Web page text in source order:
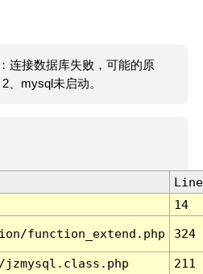
连接数据库失败，可能的原
、mysql未启动。
Line
14
function_extend.php 324
211